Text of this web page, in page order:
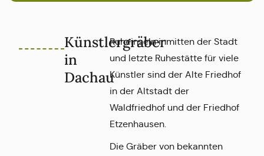
Künstlergräber
in
Dachau
Ruheinseln inmitten der Stadt
und letzte Ruhestätte für viele
Künstler sind der Alte Friedhof
in der Altstadt der
Waldfriedhof und der Friedhof
Etzenhausen.
Die Gräber von bekannten